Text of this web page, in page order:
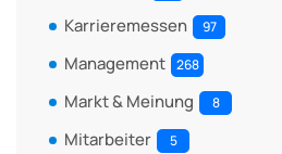
Karrieremessen 97
Management 268
Markt & Meinung 8
Mitarbeiter 5